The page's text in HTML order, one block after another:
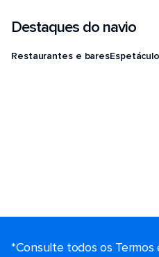
Destaques do navio
Restaurantes e bares
*Consulte todos os Termos